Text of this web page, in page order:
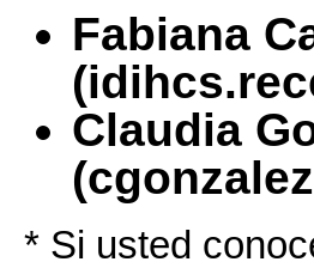
Fabiana
Claudia
* Si usted